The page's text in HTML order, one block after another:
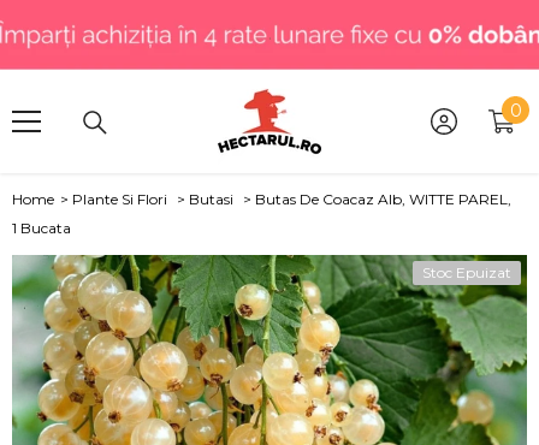
.
00
Home > Plante Si Flori > Butasi > Butas De Coacaz Alb, WITTE PAREL,
1 Bucata
Stoc Epuizat